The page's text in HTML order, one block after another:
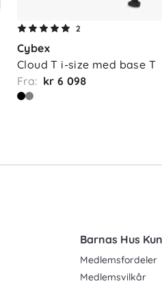
2
Cybex
Cloud T i-size med base T
Fra: kr 6 098
Barnas Hus
Medlemsfordeler
Medlemsvilkår